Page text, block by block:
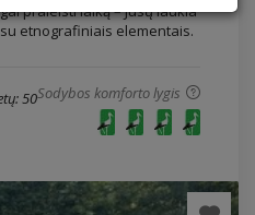
praleisti laiką – Jūsų laukia
etnografiniais elementais.
Sodybos komforto lygis
50